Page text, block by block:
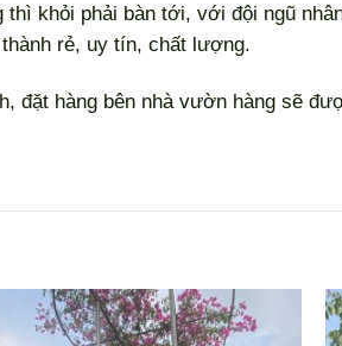
khỏi phải bàn tới, với đội ngũ
rẻ, uy tín, chất lượng.
hàng bên nhà vườn hàng sẽ